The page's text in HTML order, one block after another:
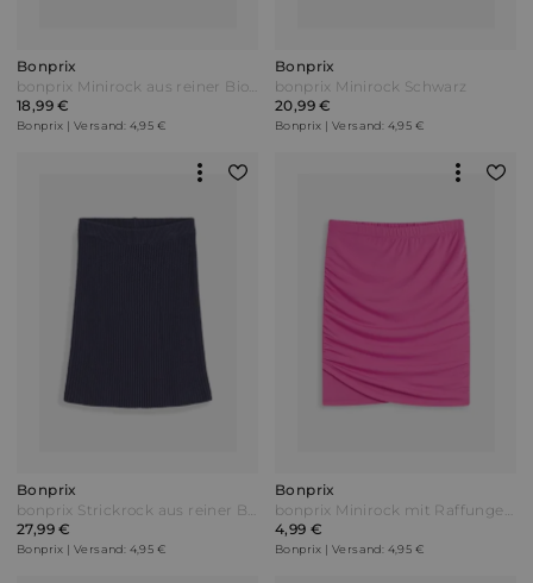
Bonprix
bonprix Minirock aus reiner Bio-Baumwolle Gelb
18,99 €
Bonprix | Versand: 4,95 €
Bonprix
bonprix Minirock Schwarz
20,99 €
Bonprix | Versand: 4,95 €
Bonprix
bonprix Strickrock aus reiner Baumwolle Blau
27,99 €
Bonprix | Versand: 4,95 €
Bonprix
bonprix Minirock mit Raffungen Pink
4,99 €
Bonprix | Versand: 4,95 €